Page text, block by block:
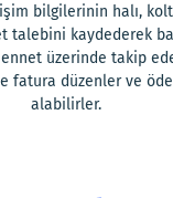
bilgilerinin halı,
talebini kaydederek
üzerinde takip
fatura düzenler ve
alabilirler.